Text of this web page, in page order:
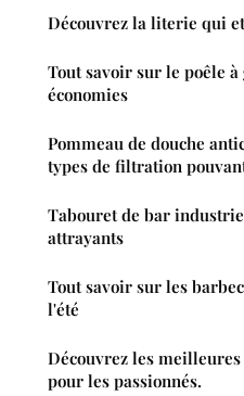
Découvrez la literie qui
Tout savoir sur le poêle
économies
Pommeau de douche
types de filtration
Tabouret de bar
attrayants
Tout savoir sur les
l'été
Découvrez les
pour les passionnés.